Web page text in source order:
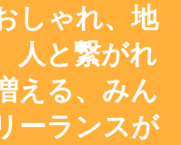
しゃれ、地
人と繋がれ
える、みん
ーランスが